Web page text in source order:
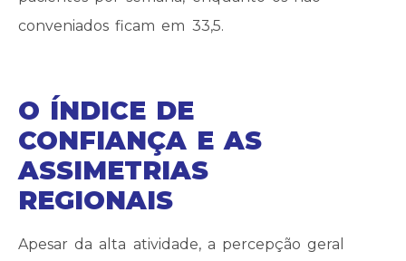
conveniados ficam em 33,5.
O ÍNDICE DE
CONFIANÇA E AS
ASSIMETRIAS
REGIONAIS
Apesar da alta atividade, a percepção geral